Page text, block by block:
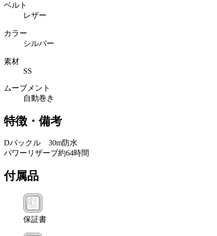
ベルト
レザー
カラー
シルバー
素材
SS
ムーブメント
自動巻き
特徴・備考
Dバックル 30m防水
パワーリザーブ約64時間
付属品
保証書